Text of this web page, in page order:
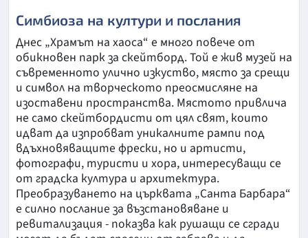
Симбиоза на култури и послания
Днес „Храмът на хаоса“ е много повече от
обикновен парк за скейтборд. Той е жив музей на
съвременното улично изкуство, място за срещи
и символ на творческото преосмисляне на
изоставени пространства. Мястото привлича
не само скейтбордисти от цял свят, които
идват да изпробват уникалните рампи под
вдъхновяващите фрески, но и артисти,
фотографи, туристи и хора, интересуващи се
от градска култура и архитектура.
Преобразуването на църквата „Санта Барбара“
е силно послание за възстановяване и
ревитализация - показва как рушащи се сгради